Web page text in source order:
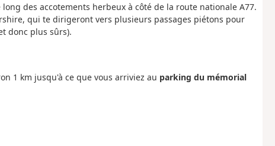
des accotements herbeux à côté de la route nationale A77.
qui te dirigeront vers plusieurs passages piétons pour
donc plus sûrs).
1 km jusqu'à ce que vous arriviez au parking du mémorial